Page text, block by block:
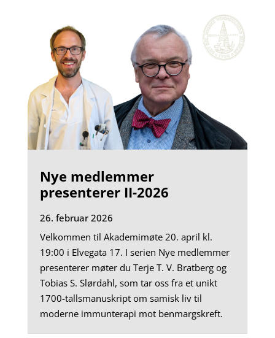
Nye medlemmer
presenterer II-2026
26. februar 2026
Velkommen til Akademimøte 20. april kl.
19:00 i Elvegata 17. I serien Nye medlemmer
presenterer møter du Terje T. V. Bratberg og
Tobias S. Slørdahl, som tar oss fra et unikt
1700-tallsmanuskript om samisk liv til
moderne immunterapi mot benmargskreft.